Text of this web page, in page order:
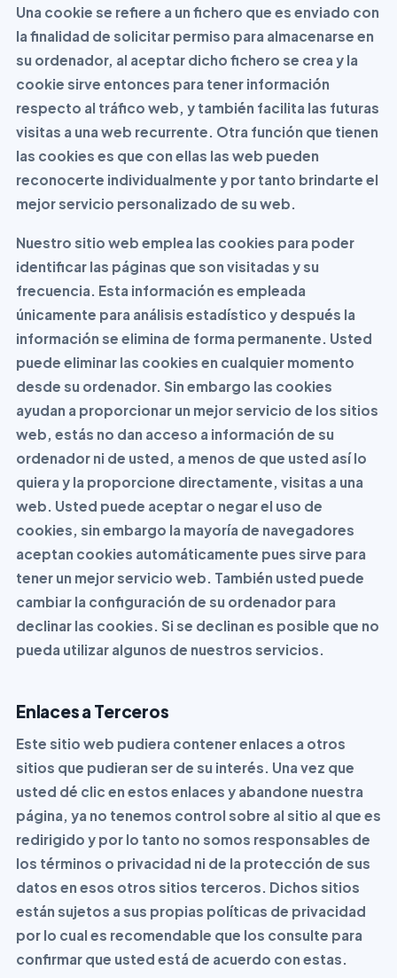
Una cookie se refiere a un fichero que es enviado con
la finalidad de solicitar permiso para almacenarse en
su ordenador, al aceptar dicho fichero se crea y la
cookie sirve entonces para tener información
respecto al tráfico web, y también facilita las futuras
visitas a una web recurrente. Otra función que tienen
las cookies es que con ellas las web pueden
reconocerte individualmente y por tanto brindarte el
mejor servicio personalizado de su web.
Nuestro sitio web emplea las cookies para poder
identificar las páginas que son visitadas y su
frecuencia. Esta información es empleada
únicamente para análisis estadístico y después la
información se elimina de forma permanente. Usted
puede eliminar las cookies en cualquier momento
desde su ordenador. Sin embargo las cookies
ayudan a proporcionar un mejor servicio de los sitios
web, estás no dan acceso a información de su
ordenador ni de usted, a menos de que usted así lo
quiera y la proporcione directamente, visitas a una
web. Usted puede aceptar o negar el uso de
cookies, sin embargo la mayoría de navegadores
aceptan cookies automáticamente pues sirve para
tener un mejor servicio web. También usted puede
cambiar la configuración de su ordenador para
declinar las cookies. Si se declinan es posible que no
pueda utilizar algunos de nuestros servicios.
Enlaces a Terceros
Este sitio web pudiera contener enlaces a otros
sitios que pudieran ser de su interés. Una vez que
usted dé clic en estos enlaces y abandone nuestra
página, ya no tenemos control sobre al sitio al que es
redirigido y por lo tanto no somos responsables de
los términos o privacidad ni de la protección de sus
datos en esos otros sitios terceros. Dichos sitios
están sujetos a sus propias políticas de privacidad
por lo cual es recomendable que los consulte para
confirmar que usted está de acuerdo con estas.